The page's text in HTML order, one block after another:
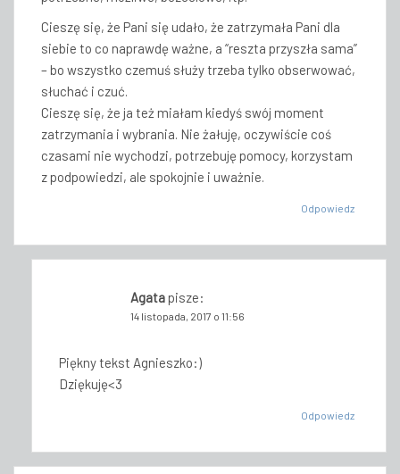
Cieszę się, że Pani się udało, że zatrzymała Pani dla
siebie to co naprawdę ważne, a “reszta przyszła sama”
– bo wszystko czemuś służy trzeba tylko obserwować,
słuchać i czuć.
Cieszę się, że ja też miałam kiedyś swój moment
zatrzymania i wybrania. Nie żałuję, oczywiście coś
czasami nie wychodzi, potrzebuję pomocy, korzystam
z podpowiedzi, ale spokojnie i uważnie.
Odpowiedz
Agata pisze:
14 listopada, 2017 o 11:56
Piękny tekst Agnieszko:)
Dziękuję<3
Odpowiedz